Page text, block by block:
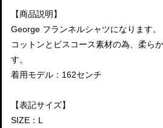
【商品説明】
George フランネルシャツになります。
コットンとビスコース素材の為、柔ら
す。
着用モデル：162センチ
【表記サイズ】
SIZE：L